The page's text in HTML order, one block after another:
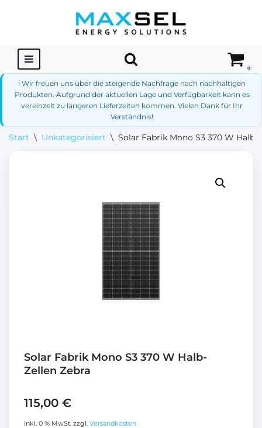
springen
0
ℹ️ Wir freuen uns über die steigende Nachfrage nach nachhaltigen
Produkten. Aufgrund der aktuellen Lage und Verfügbarkeit kann es
vereinzelt zu längeren Lieferzeiten kommen. Vielen Dank für Ihr
Verständnis!
Start \ Unkategorisiert \ Solar Fabrik Mono S3 370 W Halb-
Solar Fabrik Mono S3 370 W Halb-
Zellen Zebra
115,00 €
inkl. 0 % MwSt. zzgl. Versandkosten